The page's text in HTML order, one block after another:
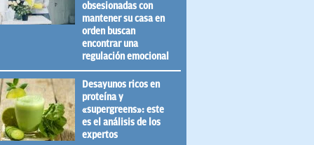
obsesionadas con
mantener su casa en
orden buscan
encontrar una
regulación emocional
Desayunos ricos en
proteína y
«supergreens»: este
es el análisis de los
expertos